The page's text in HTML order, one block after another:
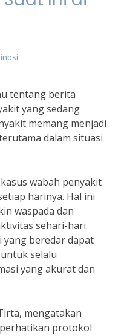
tentang berita
yang sedang
memang menjadi
dalam situasi
wabah penyakit
harinya. Hal ini
waspada dan
sehari-hari.
yang beredar dapat
selalu
yang akurat dan
mengatakan
protokol